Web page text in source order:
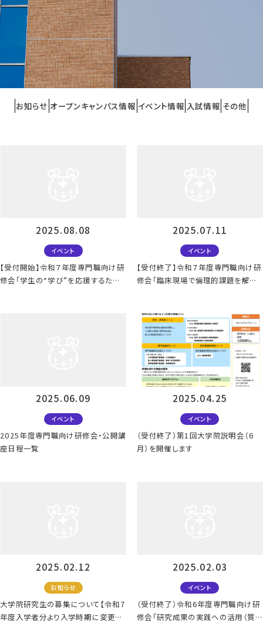
お知らせ オープンキャンパス情報 イベント情報 入試情報 その他
2025.08.08
イベント
【受付開始】令和７年度専門職向け研
修会「学生の“学び”を応援するため
2025.07.11
イベント
【受付終了】令和７年度専門職向け研
修会「臨床現場で倫理的課題を解決
2025.06.09
イベント
2025年度専門職向け研修会・公開講
座日程一覧
2025.04.25
イベント
（受付終了）第1回大学院説明会（6
月）を開催します
2025.02.12
お知らせ
大学院研究生の募集について【令和7
年度入学者分より入学時期に変更
2025.02.03
イベント
（受付終了）令和6年度専門職向け研
修会「研究成果の実践への活用（質的